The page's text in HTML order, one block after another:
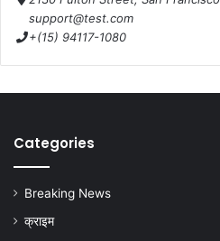
support@test.com
+(15) 94117-1080
Categories
Breaking News
क्राइम